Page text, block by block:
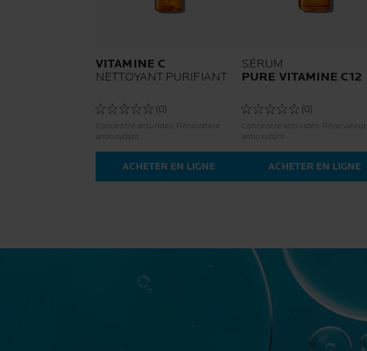
VITAMINE C
NETTOYANT PURIFIANT
(0)
Concentré anti-rides Rénovateur
antioxydant
ACHETER EN LIGNE
SÉRUM
PURE VITAMINE C12
(0)
Concentré anti-rides Rénovateur
antioxydant
ACHETER EN LIGNE